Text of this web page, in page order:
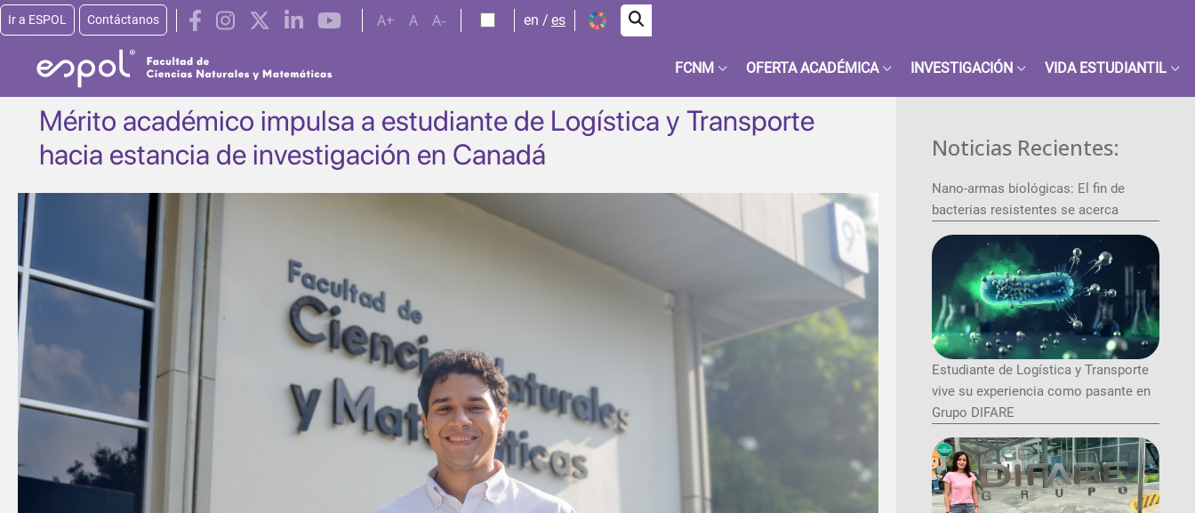
Pasar al contenido principal
Ir a ESPOL Contáctanos A+ A A- en es
FCNM OFERTA ACADÉMICA INVESTIGACIÓN VIDA ESTUDIANTIL
Mérito académico impulsa a estudiante de Logística y Transporte
hacia estancia de investigación en Canadá
Noticias Recientes:
Nano-armas biológicas: El fin de
bacterias resistentes se acerca
Estudiante de Logística y Transporte
vive su experiencia como pasante en
Grupo DIFARE